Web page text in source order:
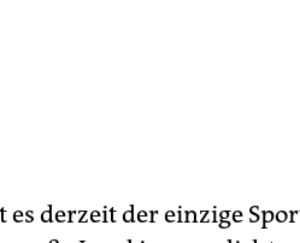
es derzeit der einzige